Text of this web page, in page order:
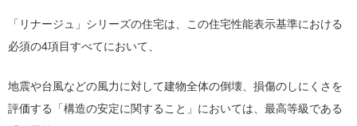
「リナージュ」シリーズの住宅は、この住宅性能表示基準における
必須の4項目すべてにおいて、
地震や台風などの風力に対して建物全体の倒壊、損傷のしにくさを
評価する「構造の安定に関すること」においては、最高等級である